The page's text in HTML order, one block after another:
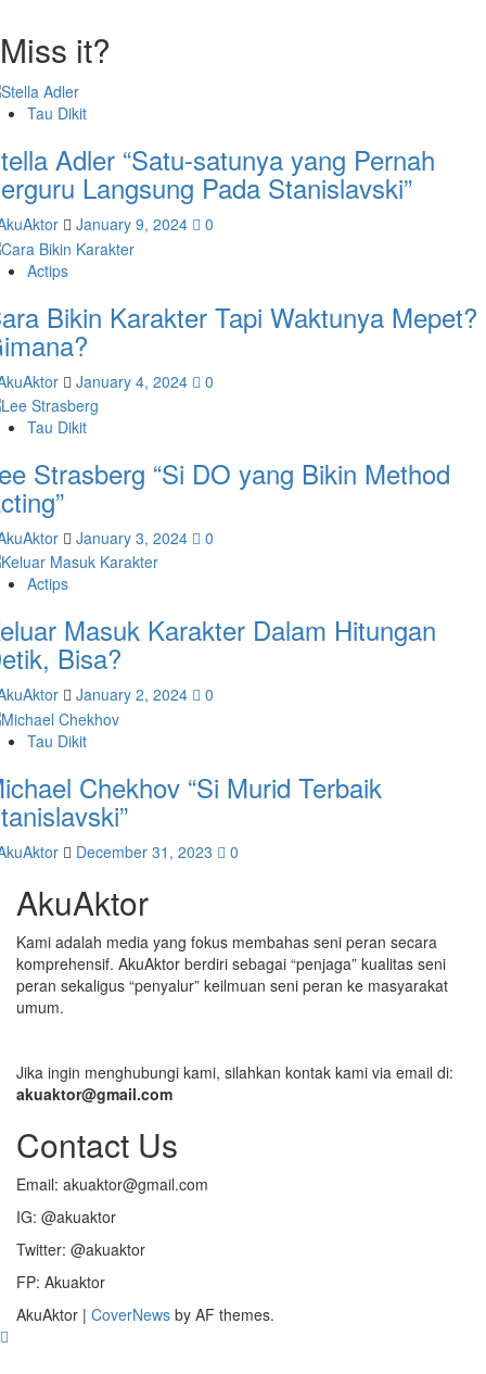
Miss it?
Tau Dikit
Adler “Satu-satunya yang Pernah
Langsung Pada Stanislavski”
January 9, 2024 0
Actips
Bikin Karakter Tapi Waktunya Mepet?
January 4, 2024 0
Tau Dikit
Strasberg “Si DO yang Bikin Method
January 3, 2024 0
Actips
Masuk Karakter Dalam Hitungan
Bisa?
January 2, 2024 0
Tau Dikit
Chekhov “Si Murid Terbaik
December 31, 2023 0
AkuAktor
Kami adalah media yang fokus membahas seni peran secara
komprehensif. AkuAktor berdiri sebagai “penjaga” kualitas seni
peran sekaligus “penyalur” keilmuan seni peran ke masyarakat
umum.
Jika ingin menghubungi kami, silahkan kontak kami via email di:
akuaktor@gmail.com
Contact Us
Email: akuaktor@gmail.com
IG: @akuaktor
Twitter: @akuaktor
FP: Akuaktor
AkuAktor | CoverNews by AF themes.